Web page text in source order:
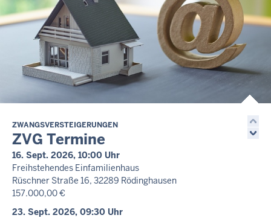
Nicht öffentlich
14. Aug. 2026, 10:30 Uhr
Haupttermin
Familiensache - 7 F 47/26
Nicht öffentlich
14. Aug. 2026, 10:45 Uhr
Nicht öffentlich
14. Aug. 2026, 12:00 Uhr
Verhandlungstermin
Familiensache - 7 F 167/26
Letzte Aktualisierung:
Heute, 15:23 Uhr
ZWANGSVERSTEIGERUNGEN
ZVG Termine
16. Sept. 2026, 10:00 Uhr
Freihstehendes Einfamilienhaus
Rüschner Straße 16, 32289 Rödinghausen
157.000,00 €
23. Sept. 2026, 09:30 Uhr